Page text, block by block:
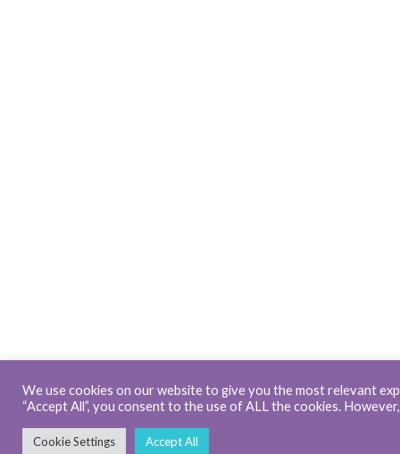
We use cookies on our website to give you the most relevant
“Accept All”, you consent to the use of ALL the cookies.
Cookie Settings Accept All